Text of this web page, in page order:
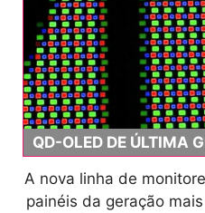
QD-OLED DE ÚLTIMA
A nova linha de
painéis da geração